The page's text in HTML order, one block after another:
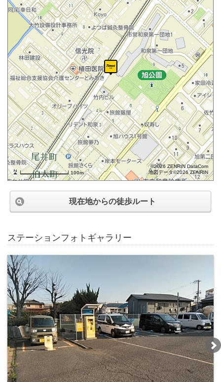
100m
©2026 ZENRIN DataCom
地図データ©2026 ZENRIN
現在地からの徒歩ルート
ステーションフォトギャラリー